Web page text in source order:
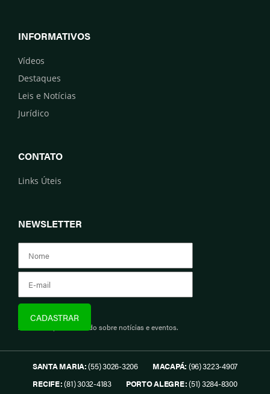
INFORMATIVOS
Vídeos
Destaques
Leis e Notícias
Jurídico
CONTATO
Links Úteis
NEWSLETTER
Assine e fique informado sobre notícias e eventos.
SANTA MARIA:(55) 3026-3206 MACAPÁ: (96) 3223-4907
RECIFE:(81) 3032-4183 PORTO ALEGRE:(51) 3284-8300